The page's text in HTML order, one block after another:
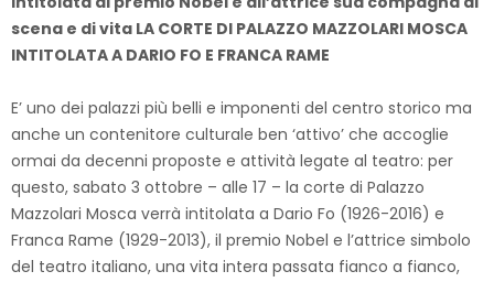
scena e di vita LA CORTE DI PALAZZO MAZZOLARI MOSCA
INTITOLATA A DARIO FO E FRANCA RAME
E’ uno dei palazzi più belli e imponenti del centro storico ma
anche un contenitore culturale ben ‘attivo’ che accoglie
ormai da decenni proposte e attività legate al teatro: per
questo, sabato 3 ottobre – alle 17 – la corte di Palazzo
Mazzolari Mosca verrà intitolata a Dario Fo (1926-2016) e
Franca Rame (1929-2013), il premio Nobel e l’attrice simbolo
del teatro italiano, una vita intera passata fianco a fianco,